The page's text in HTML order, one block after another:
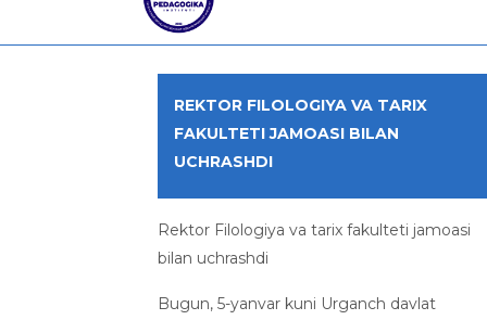
REKTOR FILOLOGIYA VA TARIX
FAKULTETI JAMOASI BILAN
UCHRASHDI
Rektor Filologiya va tarix fakulteti jamoasi
bilan uchrashdi
Bugun, 5-yanvar kuni Urganch davlat